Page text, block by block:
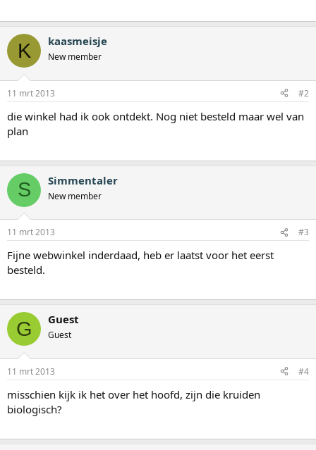
K kaasmeisje
New member
11 mrt 2013 #2
die winkel had ik ook ontdekt. Nog niet besteld maar wel van
plan
S Simmentaler
New member
11 mrt 2013 #3
Fijne webwinkel inderdaad, heb er laatst voor het eerst
besteld.
G Guest
Guest
11 mrt 2013 #4
misschien kijk ik het over het hoofd, zijn die kruiden
biologisch?